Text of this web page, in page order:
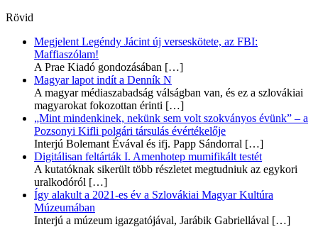
Rövid
Megjelent Legéndy Jácint új verseskötete, az FBI:
Maffiaszólam!
A Prae Kiadó gondozásában […]
Magyar lapot indít a Denník N
A magyar médiaszabadság válságban van, és ez a szlovákiai
magyarokat fokozottan érinti […]
„Mint mindenkinek, nekünk sem volt szokványos évünk” – a
Pozsonyi Kifli polgári társulás évértékelője
Interjú Bolemant Évával és ifj. Papp Sándorral […]
Digitálisan feltárták I. Amenhotep mumifikált testét
A kutatóknak sikerült több részletet megtudniuk az egykori
uralkodóról […]
Így alakult a 2021-es év a Szlovákiai Magyar Kultúra
Múzeumában
Interjú a múzeum igazgatójával, Jarábik Gabriellával […]